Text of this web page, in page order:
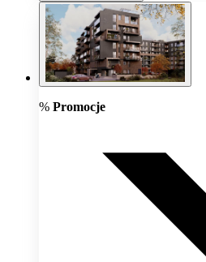
% Promocje